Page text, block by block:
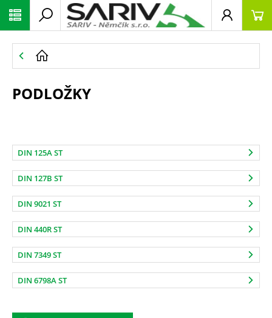
PODLOŽKY
DIN 125A ST
DIN 127B ST
DIN 9021 ST
DIN 440R ST
DIN 7349 ST
DIN 6798A ST